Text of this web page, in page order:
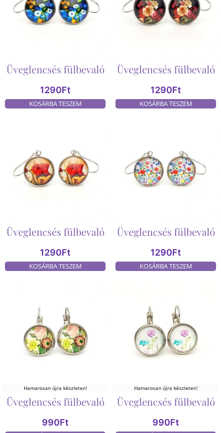
Üveglencsés fülbevaló
1290Ft
KOSÁRBA TESZEM
Üveglencsés fülbevaló
1290Ft
KOSÁRBA TESZEM
Üveglencsés fülbevaló
1290Ft
KOSÁRBA TESZEM
Üveglencsés fülbevaló
1290Ft
KOSÁRBA TESZEM
Hamarosan újra készleten!
Üveglencsés fülbevaló
990Ft
Hamarosan újra készleten!
Üveglencsés fülbevaló
990Ft